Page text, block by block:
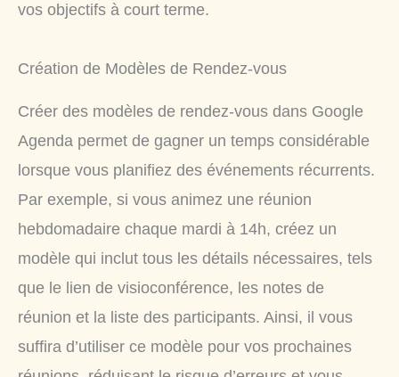
vos objectifs à court terme.
Création de Modèles de Rendez-vous
Créer des modèles de rendez-vous dans Google
Agenda permet de gagner un temps considérable
lorsque vous planifiez des événements récurrents.
Par exemple, si vous animez une réunion
hebdomadaire chaque mardi à 14h, créez un
modèle qui inclut tous les détails nécessaires, tels
que le lien de visioconférence, les notes de
réunion et la liste des participants. Ainsi, il vous
suffira d’utiliser ce modèle pour vos prochaines